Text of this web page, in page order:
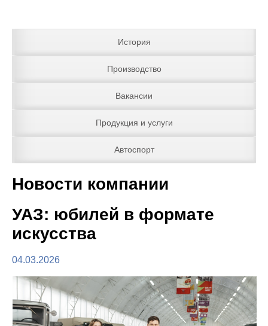
История
Производство
Вакансии
Продукция и услуги
Автоспорт
Новости компании
УАЗ: юбилей в формате
искусства
04.03.2026